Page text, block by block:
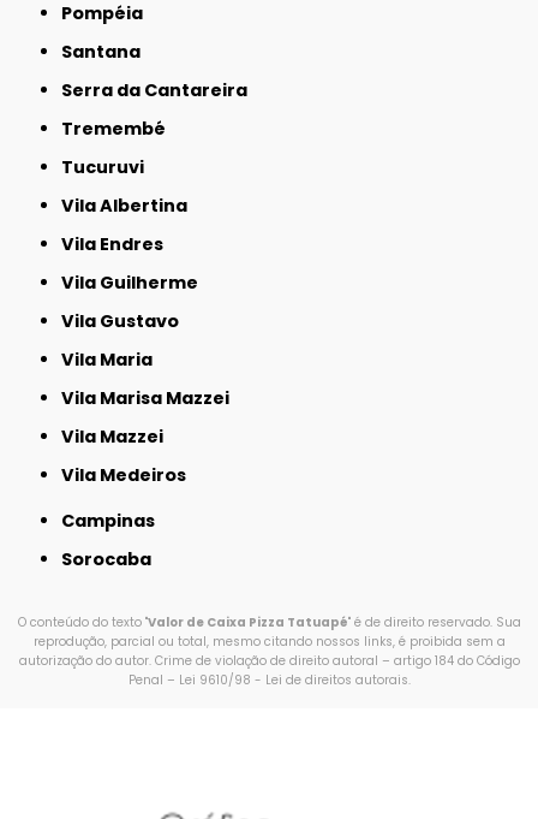
Pompéia
Santana
Serra da Cantareira
Tremembé
Tucuruvi
Vila Albertina
Vila Endres
Vila Guilherme
Vila Gustavo
Vila Maria
Vila Marisa Mazzei
Vila Mazzei
Vila Medeiros
Campinas
Sorocaba
O conteúdo do texto "Valor de Caixa Pizza Tatuapé" é de direito reservado. Sua
reprodução, parcial ou total, mesmo citando nossos links, é proibida sem a
autorização do autor. Crime de violação de direito autoral – artigo 184 do Código
Penal – Lei 9610/98 - Lei de direitos autorais.